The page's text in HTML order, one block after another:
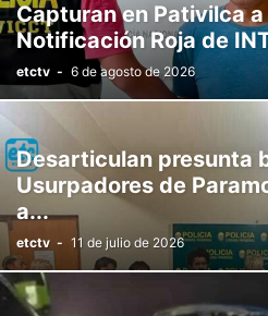
Capturan en Pativilca
Notificación Roja de
etctv - 6 de agosto de 2026
Desarticulan presunta
Usurpadores de
a...
etctv - 11 de julio de 2026